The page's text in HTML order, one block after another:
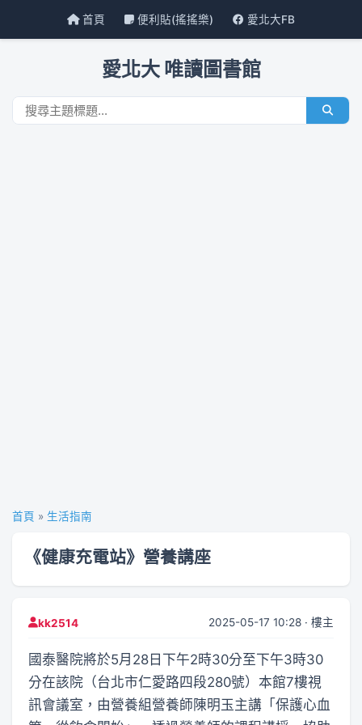
首頁 便利貼(搖搖樂) 愛北大FB
愛北大 唯讀圖書館
首頁 » 生活指南
《健康充電站》營養講座
kk2514 2025-05-17 10:28 · 樓主
國泰醫院將於5月28日下午2時30分至下午3時30
分在該院（台北市仁愛路四段280號）本館7樓視
訊會議室，由營養組營養師陳明玉主講「保護心血